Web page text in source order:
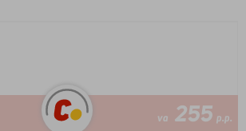
va 255 p.p.